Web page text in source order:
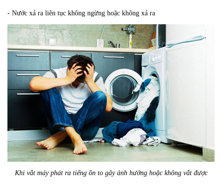
- Nước xả ra liên tục không ngừng hoặc không xả ra
Khi vắt máy phát ra tiếng ồn to gây ảnh hưởng hoặc không vắt được